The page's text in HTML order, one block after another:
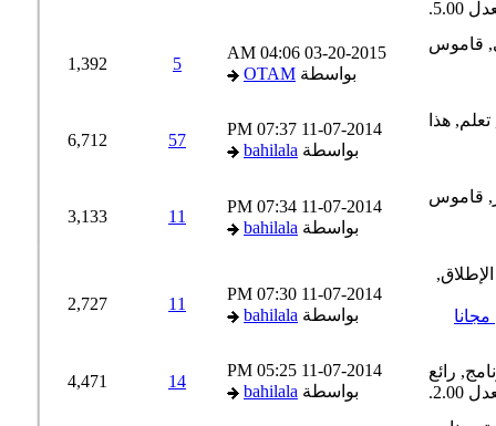
03-20-2015
04:06 AM
بواسطةOTAM
1,392
11-07-2014
07:37 PM
بواسطةbahilala
57
6,712
11-07-2014
07:34 PM
بواسطةbahilala
11
3,133
11-07-2014
07:30 PM
بواسطةbahilala
11
2,727
11-07-2014
05:25 PM
بواسطةbahilala
14
4,471